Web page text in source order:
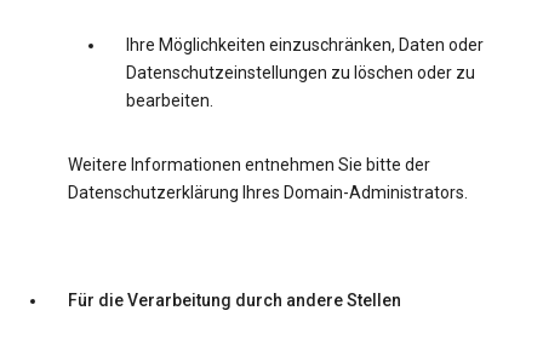
Ihre Möglichkeiten einzuschränken, Daten oder
Datenschutzeinstellungen zu löschen oder zu
bearbeiten.
Weitere Informationen entnehmen Sie bitte der
Datenschutzerklärung Ihres Domain-Administrators.
Für die Verarbeitung durch andere Stellen